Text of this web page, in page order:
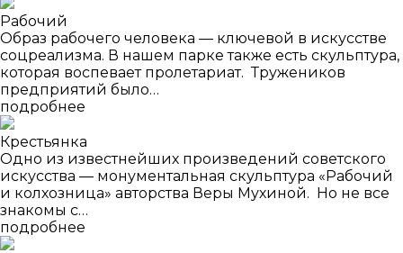
Рабочий
Образ рабочего человека — ключевой в искусстве
соцреализма. В нашем парке также есть скульптура,
которая воспевает пролетариат. Тружеников
предприятий было…
подробнее
Крестьянка
Одно из известнейших произведений советского
искусства — монументальная скульптура «Рабочий
и колхозница» авторства Веры Мухиной. Но не все
знакомы с…
подробнее